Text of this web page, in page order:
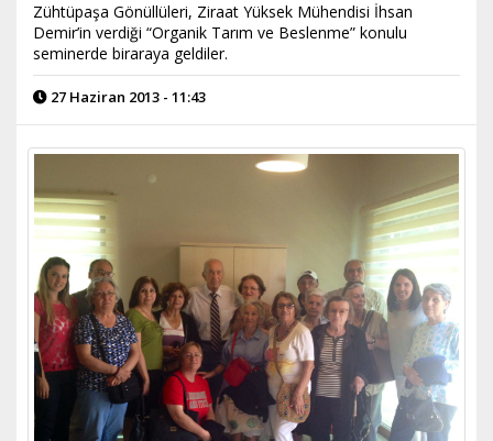
Zühtüpaşa Gönüllüleri, Ziraat Yüksek Mühendisi İhsan
Demir’in verdiği “Organik Tarım ve Beslenme” konulu
seminerde biraraya geldiler.
27 Haziran 2013 - 11:43